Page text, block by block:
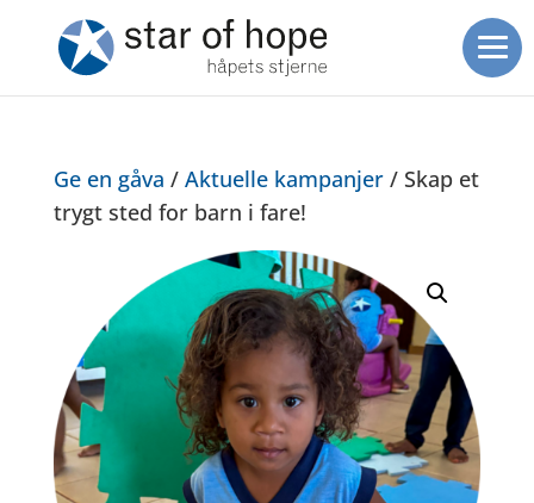
Ge en gåva / Aktuelle kampanjer/ Skap et
trygt sted for barn i fare!